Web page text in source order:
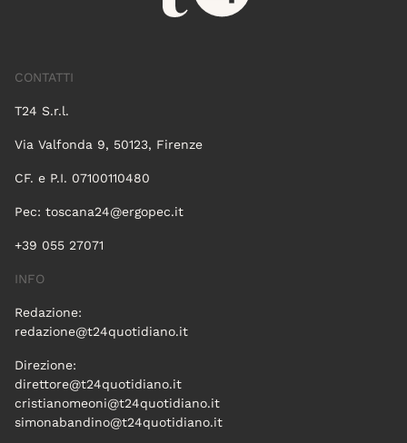
CONTATTI
T24 S.r.l.
Via Valfonda 9, 50123, Firenze
CF. e P.I. 07100110480
Pec: toscana24@ergopec.it
+39 055 27071
INFO
Redazione:
redazione@t24quotidiano.it
Direzione:
direttore@t24quotidiano.it
cristianomeoni@t24quotidiano.it
simonabandino@t24quotidiano.it